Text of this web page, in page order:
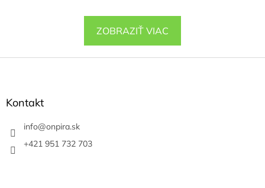
ZOBRAZIŤ VIAC
Z
Kontakt
info@onpira.sk
+421 951 732 703